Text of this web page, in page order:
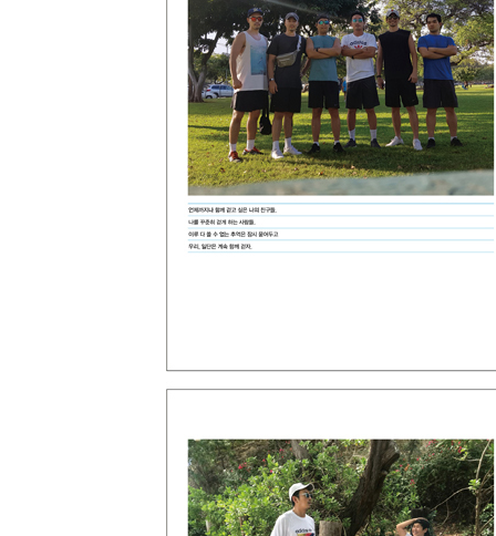
걷는 자들을 위한 수요 독서클럽
걷기와 독서의 오묘한 공통점 · 203
3부 사람, 걸으면서 방황하는 존재
가만있지 못하는 재능이 있습니다
미안합니다, 한우물만 못 파요 · 213
남자다운 게 뭔가요?
두려움에 대하여 · 232
내가 동행을 선택하는 법